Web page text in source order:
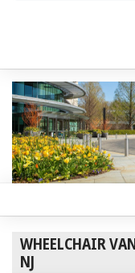
WHEELCHAIR
NJ